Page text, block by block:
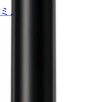
ノキ5